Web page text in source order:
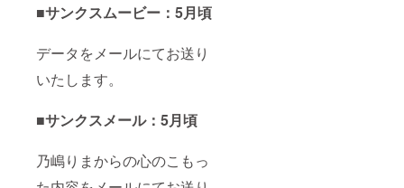
■サンクスムービー：5月頃
データをメールにてお送り
いたします。
■サンクスメール：5月頃
乃嶋りまからの心のこもっ